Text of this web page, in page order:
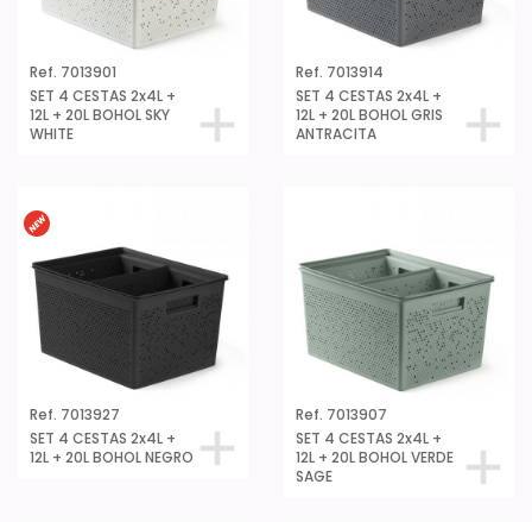
Ref. 7013901
SET 4 CESTAS 2x4L +
12L + 20L BOHOL SKY
WHITE
Ref. 7013914
SET 4 CESTAS 2x4L +
12L + 20L BOHOL GRIS
ANTRACITA
Ref. 7013927
SET 4 CESTAS 2x4L +
12L + 20L BOHOL NEGRO
Ref. 7013907
SET 4 CESTAS 2x4L +
12L + 20L BOHOL VERDE
SAGE